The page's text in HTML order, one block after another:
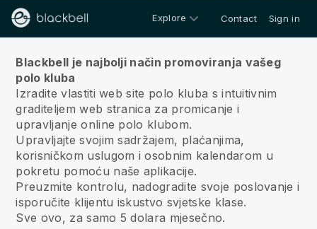
Explore Contact Sign in
Blackbell je najbolji način promoviranja vašeg
polo kluba
Izradite vlastiti web site polo kluba s intuitivnim
graditeljem web stranica za promicanje i
upravljanje online polo klubom.
Upravljajte svojim sadržajem, plaćanjima,
korisničkom uslugom i osobnim kalendarom u
pokretu pomoću naše aplikacije.
Preuzmite kontrolu, nadogradite svoje poslovanje i
isporučite klijentu iskustvo svjetske klase.
Sve ovo, za samo 5 dolara mjesečno.